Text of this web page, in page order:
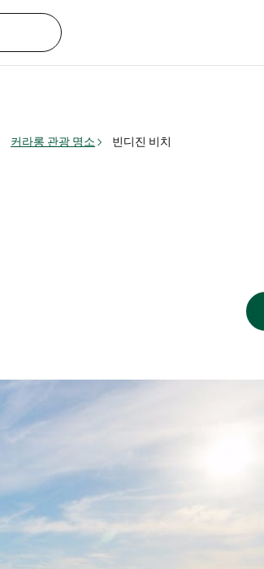
커라롱 관광 명소 빈디진 비치